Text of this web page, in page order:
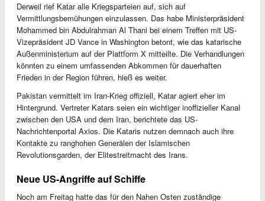
Derweil rief Katar alle Kriegsparteien auf, sich auf
Vermittlungsbemühungen einzulassen. Das habe Ministerpräsident
Mohammed bin Abdulrahman Al Thani bei einem Treffen mit US-
Vizepräsident JD Vance in Washington betont, wie das katarische
Außenministerium auf der Plattform X mitteilte. Die Verhandlungen
könnten zu einem umfassenden Abkommen für dauerhaften
Frieden in der Region führen, hieß es weiter.
Pakistan vermittelt im Iran-Krieg offiziell, Katar agiert eher im
Hintergrund. Vertreter Katars seien ein wichtiger inoffizieller Kanal
zwischen den USA und dem Iran, berichtete das US-
Nachrichtenportal Axios. Die Kataris nutzen demnach auch ihre
Kontakte zu ranghohen Generälen der Islamischen
Revolutionsgarden, der Elitestreitmacht des Irans.
Neue US-Angriffe auf Schiffe
Noch am Freitag hatte das für den Nahen Osten zuständige